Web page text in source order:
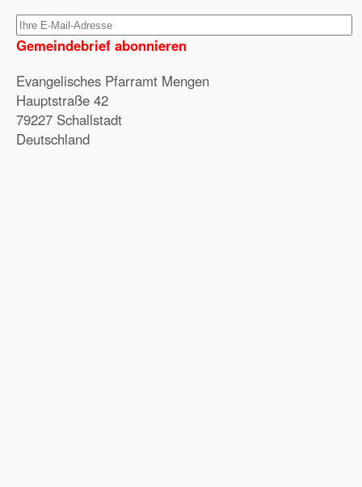
Gemeindebrief abonnieren
Evangelisches Pfarramt Mengen
Hauptstraße 42
79227 Schallstadt
Deutschland